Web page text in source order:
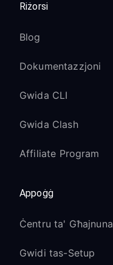
Riżorsi
Blog
Dokumentazzjoni
Gwida CLI
Gwida Clash
Affiliate Program
Appoġġ
Ċentru ta' Għajnuna
Gwidi tas-Setup